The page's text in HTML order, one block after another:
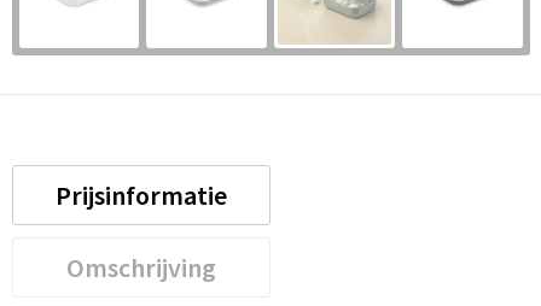
Prijsinformatie
Omschrijving